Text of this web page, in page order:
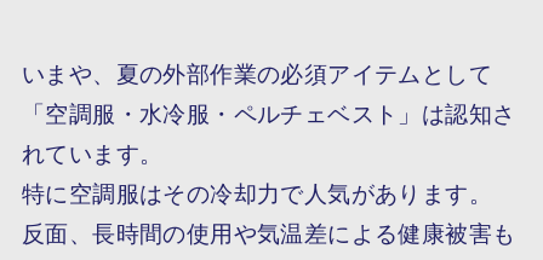
いまや、夏の外部作業の必須アイテムとして
「空調服・水冷服・ペルチェベスト」は認知さ
れています。
特に空調服はその冷却力で人気があります。
反面、長時間の使用や気温差による健康被害も